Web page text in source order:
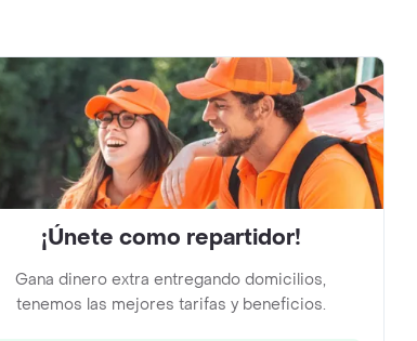
¡Únete como repartidor!
Gana dinero extra entregando domicilios,
tenemos las mejores tarifas y beneficios.